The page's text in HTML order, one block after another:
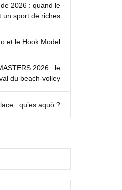
2026 : quand le
un sport de riches
et le Hook Model
2026 : le
du beach-volley
: qu’es aquò ?